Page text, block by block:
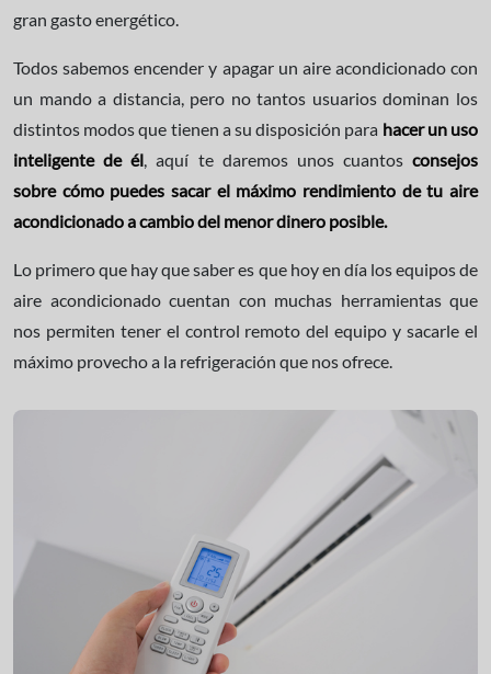
gran gasto energético.
Todos sabemos encender y apagar un aire acondicionado con
un mando a distancia, pero no tantos usuarios dominan los
distintos modos que tienen a su disposición para hacer un uso
inteligente de él, aquí te daremos unos cuantos consejos
sobre cómo puedes sacar el máximo rendimiento de tu aire
acondicionado a cambio del menor dinero posible.
Lo primero que hay que saber es que hoy en día los equipos de
aire acondicionado cuentan con muchas herramientas que
nos permiten tener el control remoto del equipo y sacarle el
máximo provecho a la refrigeración que nos ofrece.